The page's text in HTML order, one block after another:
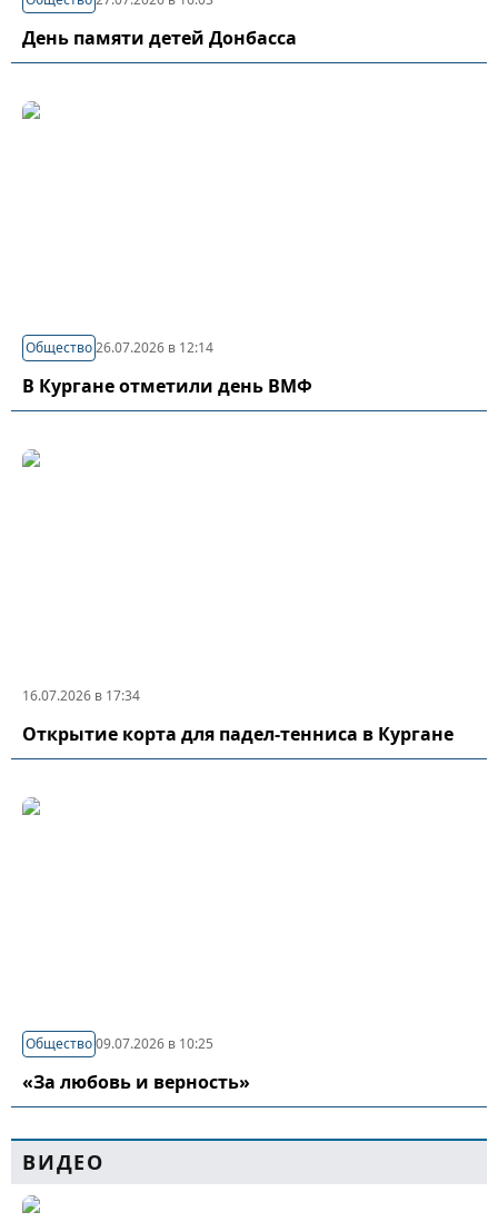
День памяти детей Донбасса
Общество26.07.2026 в 12:14
В Кургане отметили день ВМФ
16.07.2026 в 17:34
Открытие корта для падел-тенниса в Кургане
Общество09.07.2026 в 10:25
«За любовь и верность»
ВИДЕО